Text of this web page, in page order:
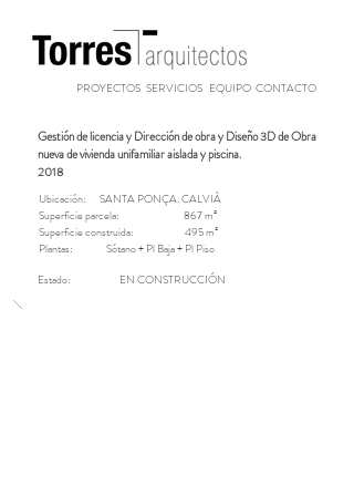
PROYECTOS SERVICIOS EQUIPO CONTACTO
Gestión de licencia y Dirección de obra y Diseño 3D de Obra
nueva de vivienda unifamiliar aislada y piscina.
2018
​Ubicación: SANTA PONÇA. CALVIÀ
Superficie parcela: 867 m²
Superficie construida: 495 m²
Plantas: Sótano + Pl Baja + Pl Piso
Estado: EN CONSTRUCCIÓN